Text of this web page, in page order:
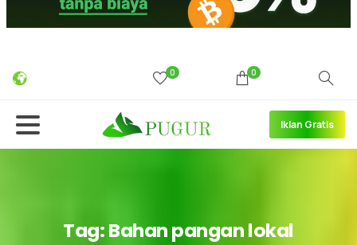
0 0
Iklan Gratis
Tag:Bahanpanganlokal